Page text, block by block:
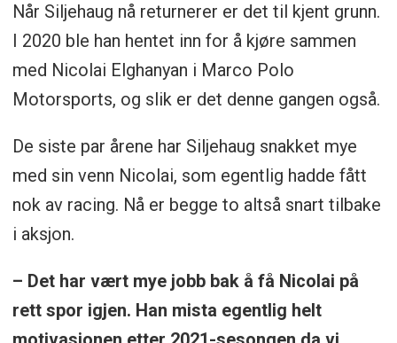
Når Siljehaug nå returnerer er det til kjent grunn.
I 2020 ble han hentet inn for å kjøre sammen
med Nicolai Elghanyan i Marco Polo
Motorsports, og slik er det denne gangen også.
De siste par årene har Siljehaug snakket mye
med sin venn Nicolai, som egentlig hadde fått
nok av racing. Nå er begge to altså snart tilbake
i aksjon.
– Det har vært mye jobb bak å få Nicolai på
rett spor igjen. Han mista egentlig helt